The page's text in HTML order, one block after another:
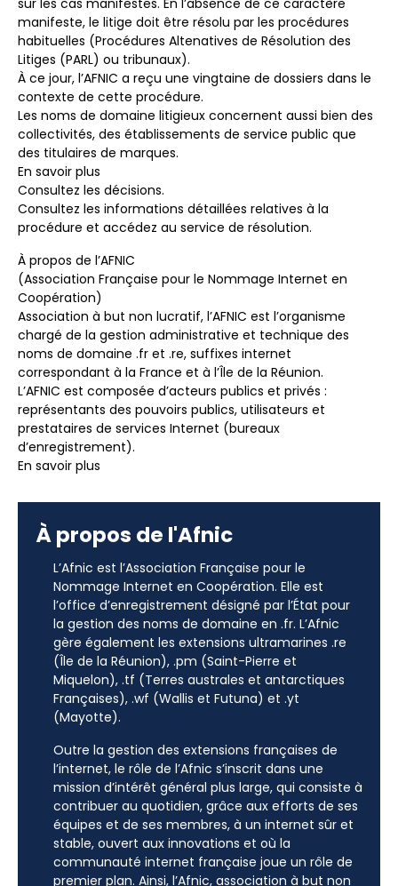
sur les cas manifestes. En l’absence de ce caractère
manifeste, le litige doit être résolu par les procédures
habituelles (Procédures Altenatives de Résolution des
Litiges (PARL) ou tribunaux).
À ce jour, l’AFNIC a reçu une vingtaine de dossiers dans le
contexte de cette procédure.
Les noms de domaine litigieux concernent aussi bien des
collectivités, des établissements de service public que
des titulaires de marques.
En savoir plus
Consultez les décisions.
Consultez les informations détaillées relatives à la
procédure et accédez au service de résolution.
À propos de l’AFNIC
(Association Française pour le Nommage Internet en
Coopération)
Association à but non lucratif, l’AFNIC est l’organisme
chargé de la gestion administrative et technique des
noms de domaine .fr et .re, suffixes internet
correspondant à la France et à l’Île de la Réunion.
L’AFNIC est composée d’acteurs publics et privés :
représentants des pouvoirs publics, utilisateurs et
prestataires de services Internet (bureaux
d’enregistrement).
En savoir plus
À propos de l'Afnic
L’Afnic est l’Association Française pour le
Nommage Internet en Coopération. Elle est
l’office d’enregistrement désigné par l’État pour
la gestion des noms de domaine en .fr. L’Afnic
gère également les extensions ultramarines .re
(Île de la Réunion), .pm (Saint-Pierre et
Miquelon), .tf (Terres australes et antarctiques
Françaises), .wf (Wallis et Futuna) et .yt
(Mayotte).
Outre la gestion des extensions françaises de
l’internet, le rôle de l’Afnic s’inscrit dans une
mission d’intérêt général plus large, qui consiste à
contribuer au quotidien, grâce aux efforts de ses
équipes et de ses membres, à un internet sûr et
stable, ouvert aux innovations et où la
communauté internet française joue un rôle de
premier plan. Ainsi, l’Afnic, association à but non